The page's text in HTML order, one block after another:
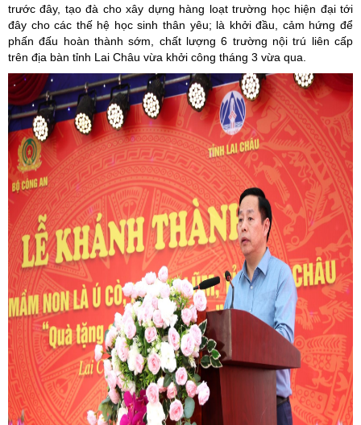
trước đây, tạo đà cho xây dựng hàng loạt trường học hiện đại tới
đây cho các thế hệ học sinh thân yêu; là khởi đầu, cảm hứng để
phấn đấu hoàn thành sớm, chất lượng 6 trường nội trú liên cấp
trên địa bàn tỉnh Lai Châu vừa khởi công tháng 3 vừa qua.